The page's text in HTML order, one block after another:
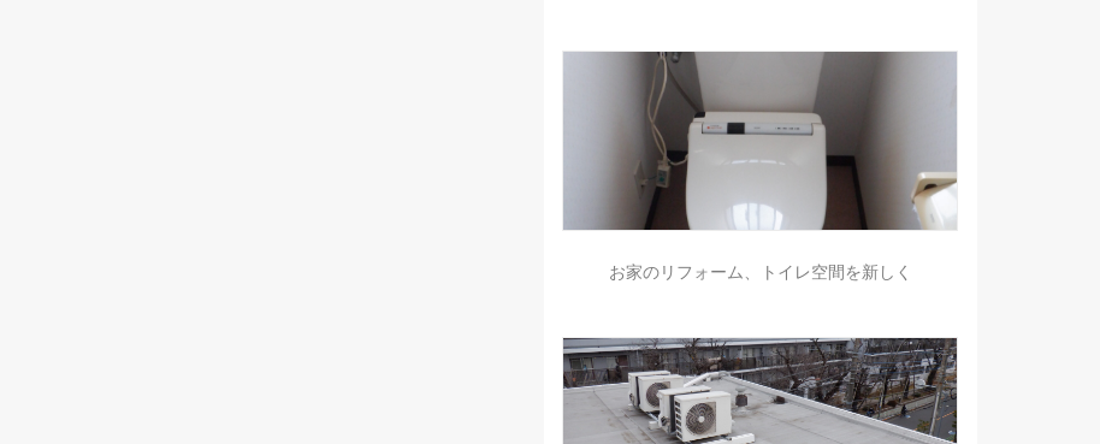
お家のリフォーム、トイレ空間を新しく